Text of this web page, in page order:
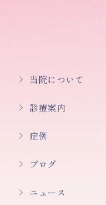
当院について
診療案内
症例
ブログ
ニュース